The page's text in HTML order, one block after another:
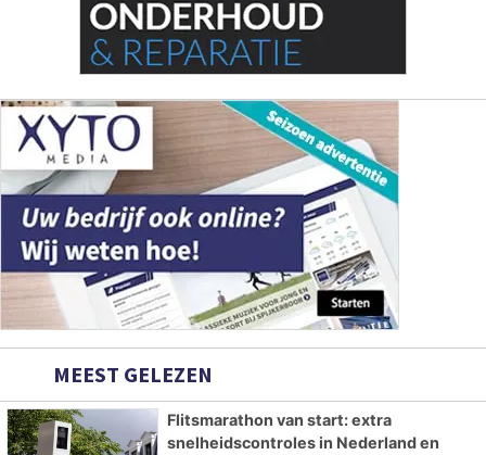
MEEST GELEZEN
Flitsmarathon van start: extra
snelheidscontroles in Nederland en